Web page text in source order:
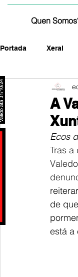
Quen
Portada Xeral
fotografía
A
Ecos
Tras
de
está a